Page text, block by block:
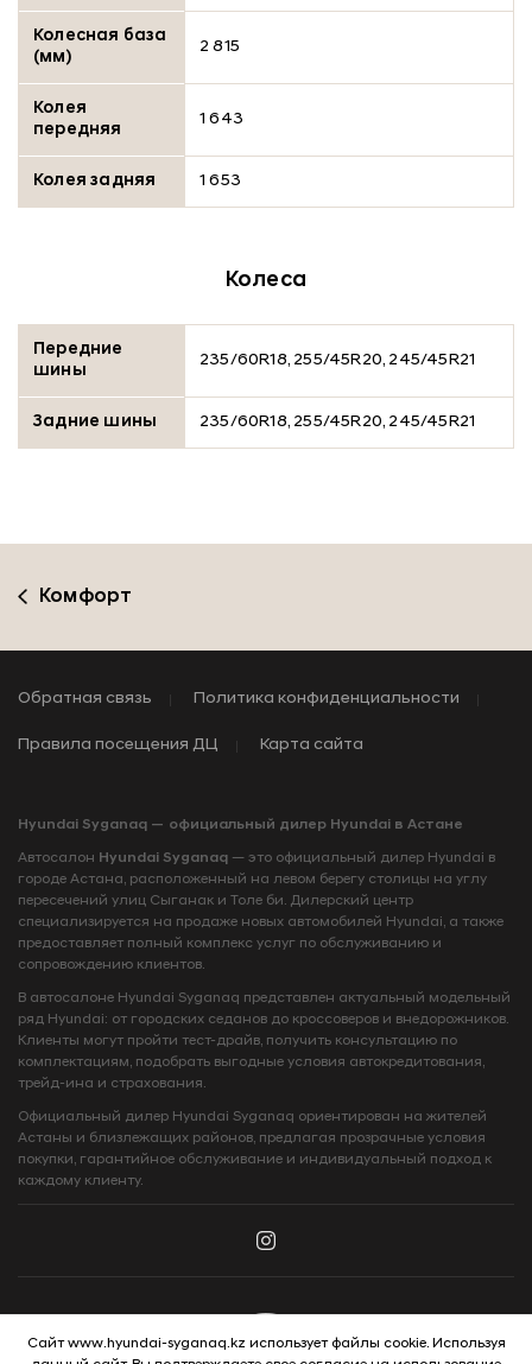
Колесная база
(мм)
2 815
Колея
передняя
1 643
Колея задняя 1 653
Колеса
Передние
шины
235/60R18, 255/45R20, 245/45R21
Задние шины 235/60R18, 255/45R20, 245/45R21
Комфорт
Обратная связь Политика конфиденциальности
Правила посещения ДЦ Карта сайта
Hyundai Syganaq — официальный дилер Hyundai в Астане
Автосалон Hyundai Syganaq — это официальный дилер Hyundai в
городе Астана, расположенный на левом берегу столицы на углу
пересечений улиц Сыганак и Толе би. Дилерский центр
специализируется на продаже новых автомобилей Hyundai, а также
предоставляет полный комплекс услуг по обслуживанию и
сопровождению клиентов.
В автосалоне Hyundai Syganaq представлен актуальный модельный
ряд Hyundai: от городских седанов до кроссоверов и внедорожников.
Клиенты могут пройти тест-драйв, получить консультацию по
комплектациям, подобрать выгодные условия автокредитования,
трейд-ина и страхования.
Официальный дилер Hyundai Syganaq ориентирован на жителей
Астаны и близлежащих районов, предлагая прозрачные условия
покупки, гарантийное обслуживание и индивидуальный подход к
каждому клиенту.
Сайт www.hyundai-syganaq.kz использует файлы cookie. Используя